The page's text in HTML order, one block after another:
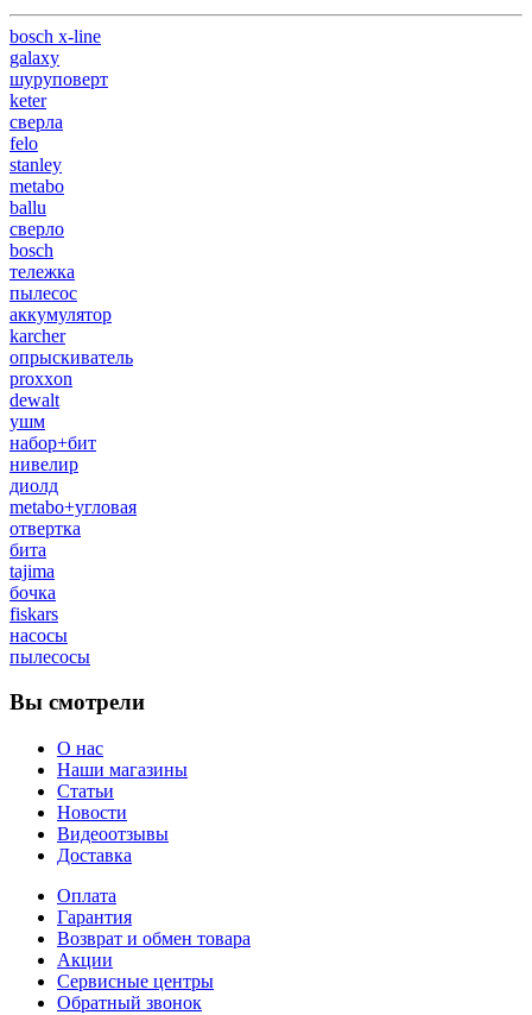
bosch x-line
galaxy
шуруповерт
keter
сверла
felo
stanley
metabo
ballu
сверло
bosch
тележка
пылесос
аккумулятор
karcher
опрыскиватель
proxxon
dewalt
ушм
набор+бит
нивелир
диолд
metabo+угловая
отвертка
бита
tajima
бочка
fiskars
насосы
пылесосы
Вы смотрели
О нас
Наши магазины
Статьи
Новости
Видеоотзывы
Доставка
Оплата
Гарантия
Возврат и обмен товара
Акции
Сервисные центры
Обратный звонок